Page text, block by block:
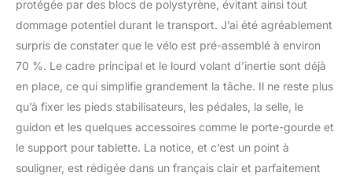
avons livré avec succès
des produits de fitness à
plus de 2.000.000 de
foyers. C'est une marque
en laquelle vous pouvez
avoir confiance.
𝗗'𝗘𝗫𝗘𝗥𝗖𝗜𝗖𝗘 𝗗𝗠𝗔𝗦𝗨𝗡
𝗘𝗦𝗧-𝗜𝗟 𝗦𝗜 𝗦𝗧𝗔𝗕𝗟𝗘 𝗘𝗧
𝗦𝗘́𝗖𝗨𝗥𝗜𝗦𝗘́: Le vélo
protégée par des blocs de polystyrène, évitant ainsi tout
dommage potentiel durant le transport. J’ai été agréablement
surpris de constater que le vélo est pré-assemblé à environ
70 %. Le cadre principal et le lourd volant d’inertie sont déjà
en place, ce qui simplifie grandement la tâche. Il ne reste plus
qu’à fixer les pieds stabilisateurs, les pédales, la selle, le
guidon et les quelques accessoires comme le porte-gourde et
le support pour tablette. La notice, et c’est un point à
souligner, est rédigée dans un français clair et parfaitement